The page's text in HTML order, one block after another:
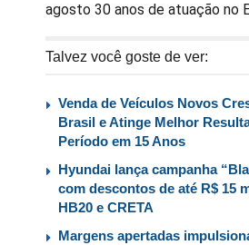
agosto 30 anos de atuação no
Talvez você goste de ver:
Venda de Veículos Novos
Brasil e Atinge Melhor
Período em 15 Anos
Hyundai lança campanha
com descontos de até R$ 15
HB20 e CRETA
Margens apertadas